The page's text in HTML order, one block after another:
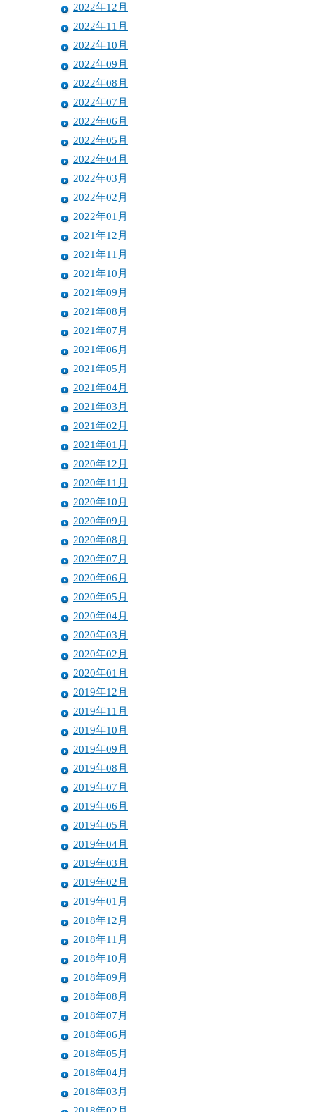
2022年12月
2022年11月
2022年10月
2022年09月
2022年08月
2022年07月
2022年06月
2022年05月
2022年04月
2022年03月
2022年02月
2022年01月
2021年12月
2021年11月
2021年10月
2021年09月
2021年08月
2021年07月
2021年06月
2021年05月
2021年04月
2021年03月
2021年02月
2021年01月
2020年12月
2020年11月
2020年10月
2020年09月
2020年08月
2020年07月
2020年06月
2020年05月
2020年04月
2020年03月
2020年02月
2020年01月
2019年12月
2019年11月
2019年10月
2019年09月
2019年08月
2019年07月
2019年06月
2019年05月
2019年04月
2019年03月
2019年02月
2019年01月
2018年12月
2018年11月
2018年10月
2018年09月
2018年08月
2018年07月
2018年06月
2018年05月
2018年04月
2018年03月